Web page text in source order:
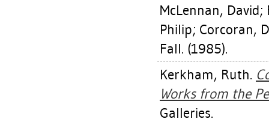
McLennan, David;
Philip; Corcoran,
Fall. (1985).
Kerkham, Ruth.
Works from the
Galleries.